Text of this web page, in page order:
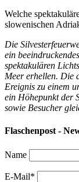
Welche
slowenischen
Die
ein
spektakulären
Meer erhellen. Die
Ereignis zu einem
ein Höhepunkt der
sowie Besucher
Flaschenpost -
Name
E-Mail*